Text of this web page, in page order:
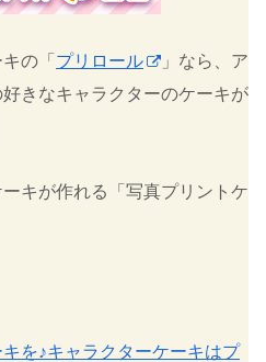
の「 プリロール
」なら、ア
きなキャラクターのケーキが
キが作れる「写真プリントケ
を♪キャラクターケーキはプ